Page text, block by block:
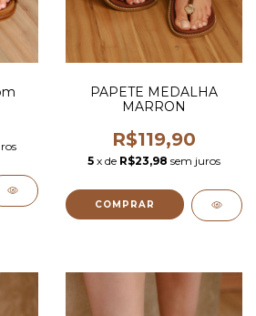
PAPETE MEDALHA
MARRON
R$119,90
5 x de R$23,98 sem juros
COMPRAR